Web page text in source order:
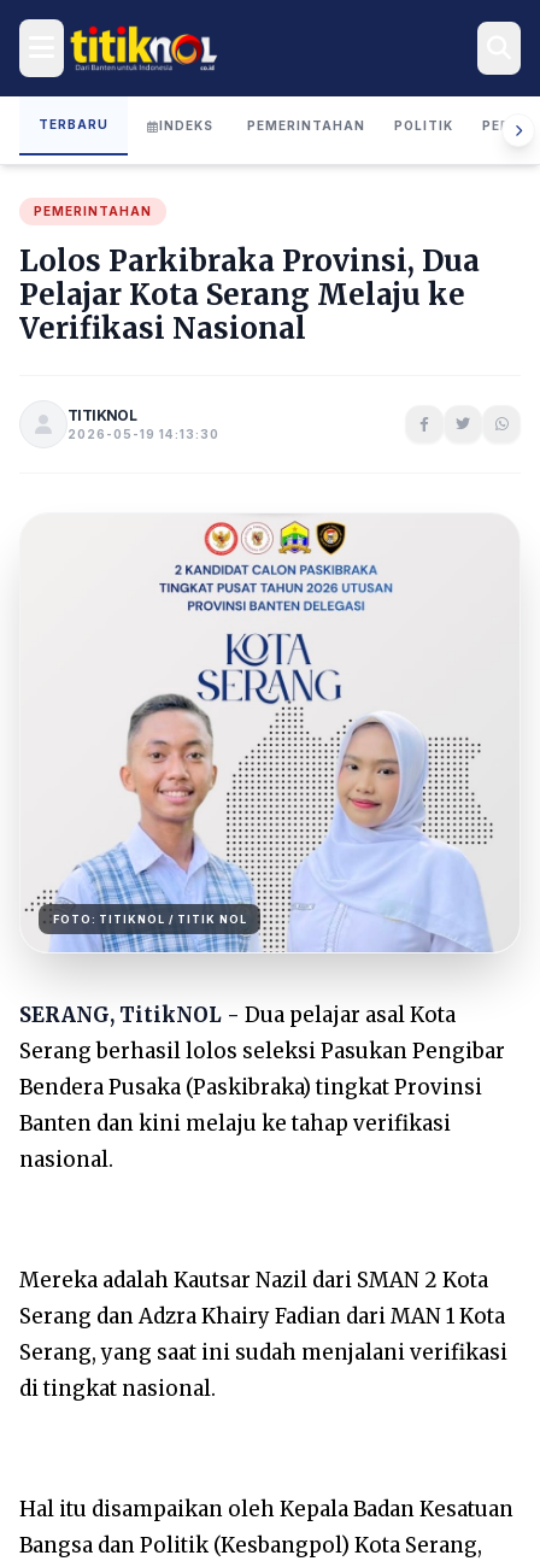
TERBARU INDEKS PEMERINTAHAN POLITIK
PEMERINTAHAN
Lolos Parkibraka Provinsi, Dua
Pelajar Kota Serang Melaju ke
Verifikasi Nasional
TITIKNOL
2026-05-19 14:13:30
FOTO: TITIKNOL / TITIK NOL
SERANG, TitikNOL - Dua pelajar asal Kota
Serang berhasil lolos seleksi Pasukan Pengibar
Bendera Pusaka (Paskibraka) tingkat Provinsi
Banten dan kini melaju ke tahap verifikasi
nasional.
‎Mereka adalah Kautsar Nazil dari SMAN 2 Kota
Serang dan Adzra Khairy Fadian dari MAN 1 Kota
Serang, yang saat ini sudah menjalani verifikasi
di tingkat nasional.
‎Hal itu disampaikan oleh Kepala Badan Kesatuan
Bangsa dan Politik (Kesbangpol) Kota Serang,